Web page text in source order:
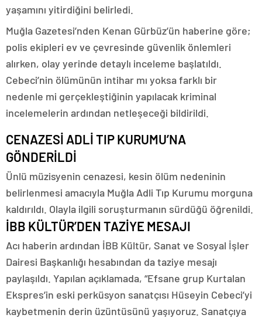
yaşamını yitirdiğini belirledi.
Muğla Gazetesi’nden Kenan Gürbüz’ün haberine göre;
polis ekipleri ev ve çevresinde güvenlik önlemleri
alırken, olay yerinde detaylı inceleme başlatıldı.
Cebeci’nin ölümünün intihar mı yoksa farklı bir
nedenle mi gerçekleştiğinin yapılacak kriminal
incelemelerin ardından netleşeceği bildirildi.
CENAZESİ ADLİ TIP KURUMU’NA
GÖNDERİLDİ
Ünlü müzisyenin cenazesi, kesin ölüm nedeninin
belirlenmesi amacıyla Muğla Adli Tıp Kurumu morguna
kaldırıldı. Olayla ilgili soruşturmanın sürdüğü öğrenildi.
İBB KÜLTÜR’DEN TAZİYE MESAJI
Acı haberin ardından İBB Kültür, Sanat ve Sosyal İşler
Dairesi Başkanlığı hesabından da taziye mesajı
paylaşıldı. Yapılan açıklamada, “Efsane grup Kurtalan
Ekspres’in eski perküsyon sanatçısı Hüseyin Cebeci’yi
kaybetmenin derin üzüntüsünü yaşıyoruz. Sanatçıya